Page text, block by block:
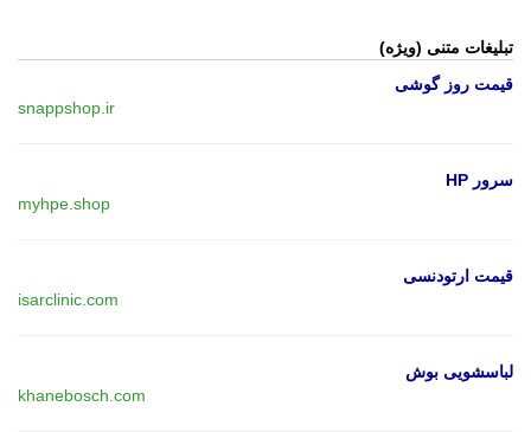
تبلیغات متنی (ویژه)
قیمت روز گوشی
snappshop.ir
سرور HP
myhpe.shop
قیمت ارتودنسی
isarclinic.com
لباسشویی بوش
khanebosch.com